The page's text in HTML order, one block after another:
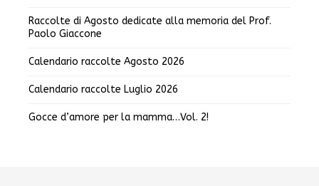
Raccolte di Agosto dedicate alla memoria del Prof.
Paolo Giaccone
Calendario raccolte Agosto 2026
Calendario raccolte Luglio 2026
Gocce d’amore per la mamma…Vol. 2!